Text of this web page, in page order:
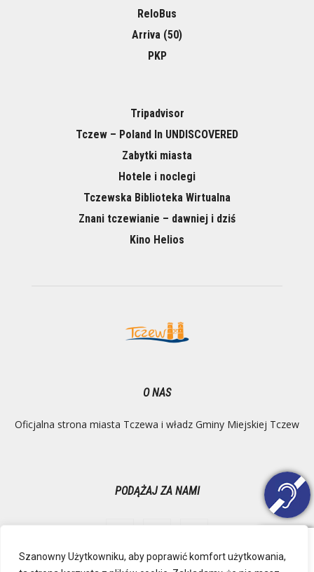
Szanowny Użytkowniku, aby poprawić komfort użytkowania,
ReloBus
Arriva (50)
PKP
Tripadvisor
Tczew – Poland In UNDISCOVERED
Zabytki miasta
Hotele i noclegi
Tczewska Biblioteka Wirtualna
Znani tczewianie – dawniej i dziś
Kino Helios
O NAS
Oficjalna strona miasta Tczewa i władz Gminy Miejskiej Tczew
PODĄŻAJ ZA NAMI